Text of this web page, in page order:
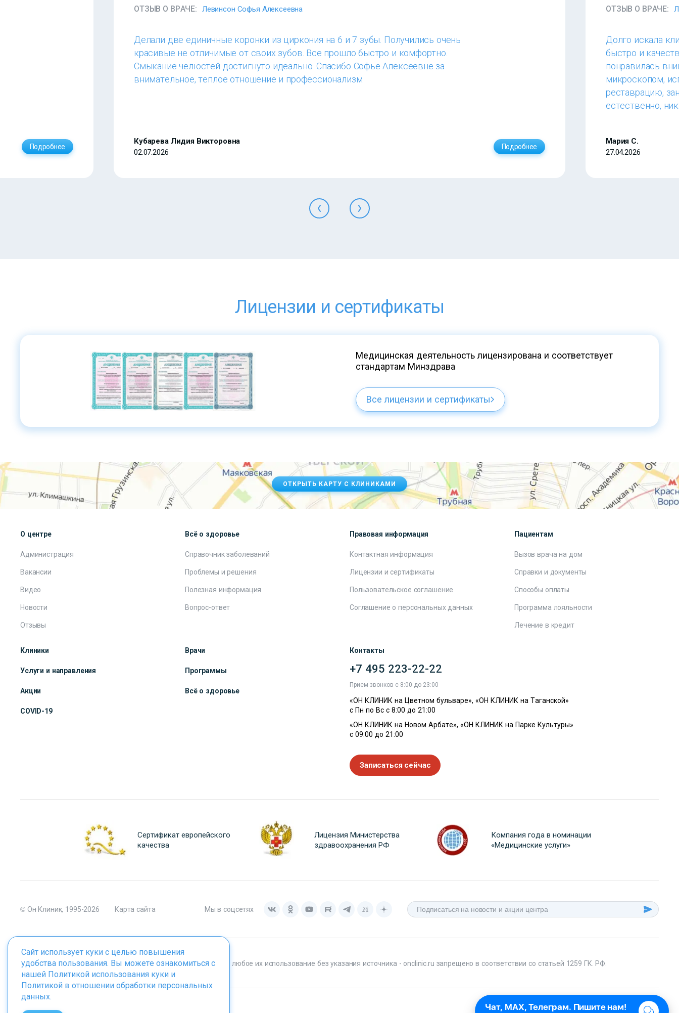
Подробнее
ОТЗЫВ О ВРАЧЕ: Левинсон Софья Алексеевна
Делали две единичные коронки из циркония на 6 и 7 зубы. Получились очень
красивые не отличимые от своих зубов. Все прошло быстро и комфортно.
Смыкание челюстей достигнуто идеально. Спасибо Софье Алексеевне за
внимательное, теплое отношение и профессионализм.
Кубарева Лидия Викторовна
02.07.2026
Подробнее
ОТЗЫВ О ВРАЧЕ:
Долго искала
быстро и
понравилась
микроскопом,
реставрацию,
естественно,
Мария С.
27.04.2026
Лицензии и сертификаты
Медицинская деятельность лицензирована и соответствует
стандартам Минздрава
Все лицензии и сертификаты
ОТКРЫТЬ КАРТУ С КЛИНИКАМИ
О центре
Администрация
Вакансии
Видео
Новости
Отзывы
Всё о здоровье
Справочник заболеваний
Проблемы и решения
Полезная информация
Вопрос-ответ
Правовая информация
Контактная информация
Лицензии и сертификаты
Пользовательское соглашение
Соглашение о персональных данных
Пациентам
Вызов врача на дом
Справки и документы
Способы оплаты
Программа лояльности
Лечение в кредит
Клиники Врачи
Услуги и направления Программы
Акции Всё о здоровье
COVID-19
Контакты
+7 495 223-22-22
Прием звонков с 8:00 до 23:00
«ОН КЛИНИК на Цветном бульваре», «ОН КЛИНИК на Таганской»
с Пн по Вс с 8:00 до 21:00
«ОН КЛИНИК на Новом Арбате», «ОН КЛИНИК на Парке Культуры»
с 09:00 до 21:00
Записаться сейчас
Сертификат европейского
качества
Лицензия Министерства
здравоохранения РФ
Компания года в номинации
«Медицинские услуги»
© Он Клиник, 1995-2026 Карта сайта Мы в соцсетях
Материалы сайта являются собственностью ООО "Он Клиник", любое их использование без указания источника - onclinic.ru запрещено в соответствии со статьей 1259 ГК. РФ.
Сайт использует куки с целью повышения
удобства пользования. Вы можете ознакомиться с
нашей Политикой использования куки и
Политикой в отношении обработки персональных
данных.